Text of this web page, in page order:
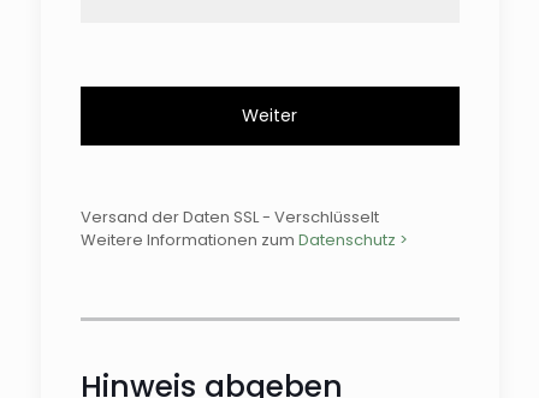
Weiter
Versand der Daten SSL - Verschlüsselt
Weitere Informationen zum Datenschutz >
Hinweis abgeben